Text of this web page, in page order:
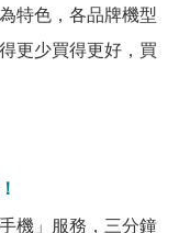
特色，各品牌機型
更少買得更好，買
機」服務，三分鐘